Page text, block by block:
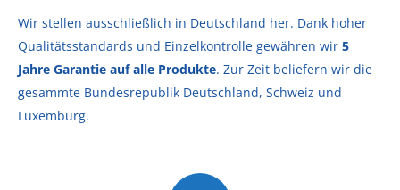
Wir stellen ausschließlich in Deutschland her. Dank hoher
Qualitätsstandards und Einzelkontrolle gewähren wir 5
Jahre Garantie auf alle Produkte. Zur Zeit beliefern wir die
gesammte Bundesrepublik Deutschland, Schweiz und
Luxemburg.